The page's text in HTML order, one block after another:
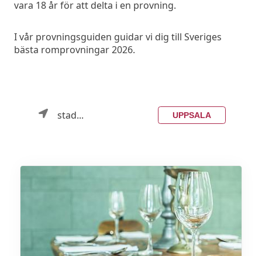
vara 18 år för att delta i en provning.
I vår provningsguiden guidar vi dig till Sveriges
bästa romprovningar 2026.
stad... UPPSALA